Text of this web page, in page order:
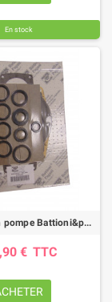
En stock
Kit réparation pompe Battioni&pagani MEC5000
€ TTC